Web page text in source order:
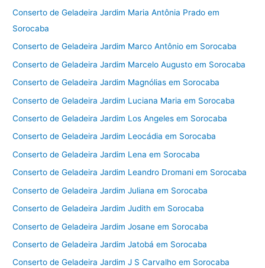
Conserto de Geladeira Jardim Maria Antônia Prado em
Sorocaba
Conserto de Geladeira Jardim Marco Antônio em Sorocaba
Conserto de Geladeira Jardim Marcelo Augusto em Sorocaba
Conserto de Geladeira Jardim Magnólias em Sorocaba
Conserto de Geladeira Jardim Luciana Maria em Sorocaba
Conserto de Geladeira Jardim Los Angeles em Sorocaba
Conserto de Geladeira Jardim Leocádia em Sorocaba
Conserto de Geladeira Jardim Lena em Sorocaba
Conserto de Geladeira Jardim Leandro Dromani em Sorocaba
Conserto de Geladeira Jardim Juliana em Sorocaba
Conserto de Geladeira Jardim Judith em Sorocaba
Conserto de Geladeira Jardim Josane em Sorocaba
Conserto de Geladeira Jardim Jatobá em Sorocaba
Conserto de Geladeira Jardim J S Carvalho em Sorocaba